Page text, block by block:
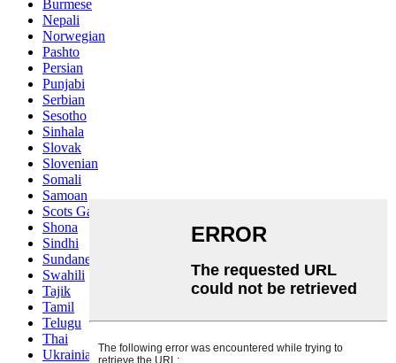
Burmese
Nepali
Norwegian
Pashto
Persian
Punjabi
Serbian
Sesotho
Sinhala
Slovak
Slovenian
Somali
Samoan
Scots Gaelic
Shona
Sindhi
Sundanese
Swahili
Tajik
Tamil
Telugu
Thai
Ukrainian